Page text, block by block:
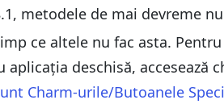
metodele de mai devreme
ce altele nu fac asta.
deschisă, accesează
Charm-urile/Butoanele